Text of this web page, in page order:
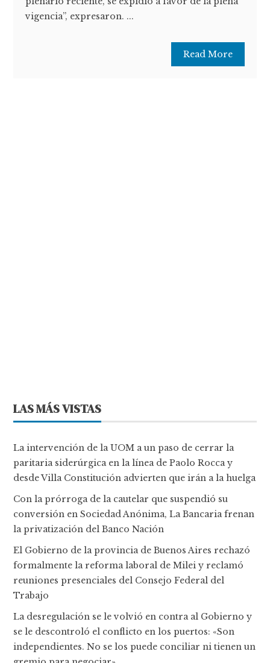
vigencia”, expresaron. ...
Read More
LAS MÁS VISTAS
La intervención de la UOM a un paso de cerrar la
paritaria siderúrgica en la línea de Paolo Rocca y
desde Villa Constitución advierten que irán a la huelga
Con la prórroga de la cautelar que suspendió su
conversión en Sociedad Anónima, La Bancaria frenan
la privatización del Banco Nación
El Gobierno de la provincia de Buenos Aires rechazó
formalmente la reforma laboral de Milei y reclamó
reuniones presenciales del Consejo Federal del
Trabajo
La desregulación se le volvió en contra al Gobierno y
se le descontroló el conflicto en los puertos: «Son
independientes. No se los puede conciliar ni tienen un